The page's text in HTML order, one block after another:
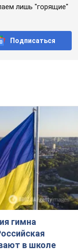
гимна
в школе
первый куплет